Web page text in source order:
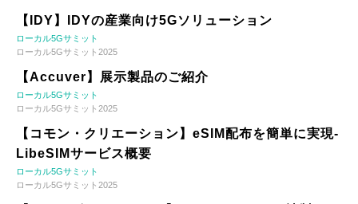
【IDY】IDYの産業向け5Gソリューション
ローカル5Gサミット
ローカル5Gサミット2025
【Accuver】展示製品のご紹介
ローカル5Gサミット
ローカル5Gサミット2025
【コモン・クリエーション】eSIM配布を簡単に実現-
LibeSIMサービス概要
ローカル5Gサミット
ローカル5Gサミット2025